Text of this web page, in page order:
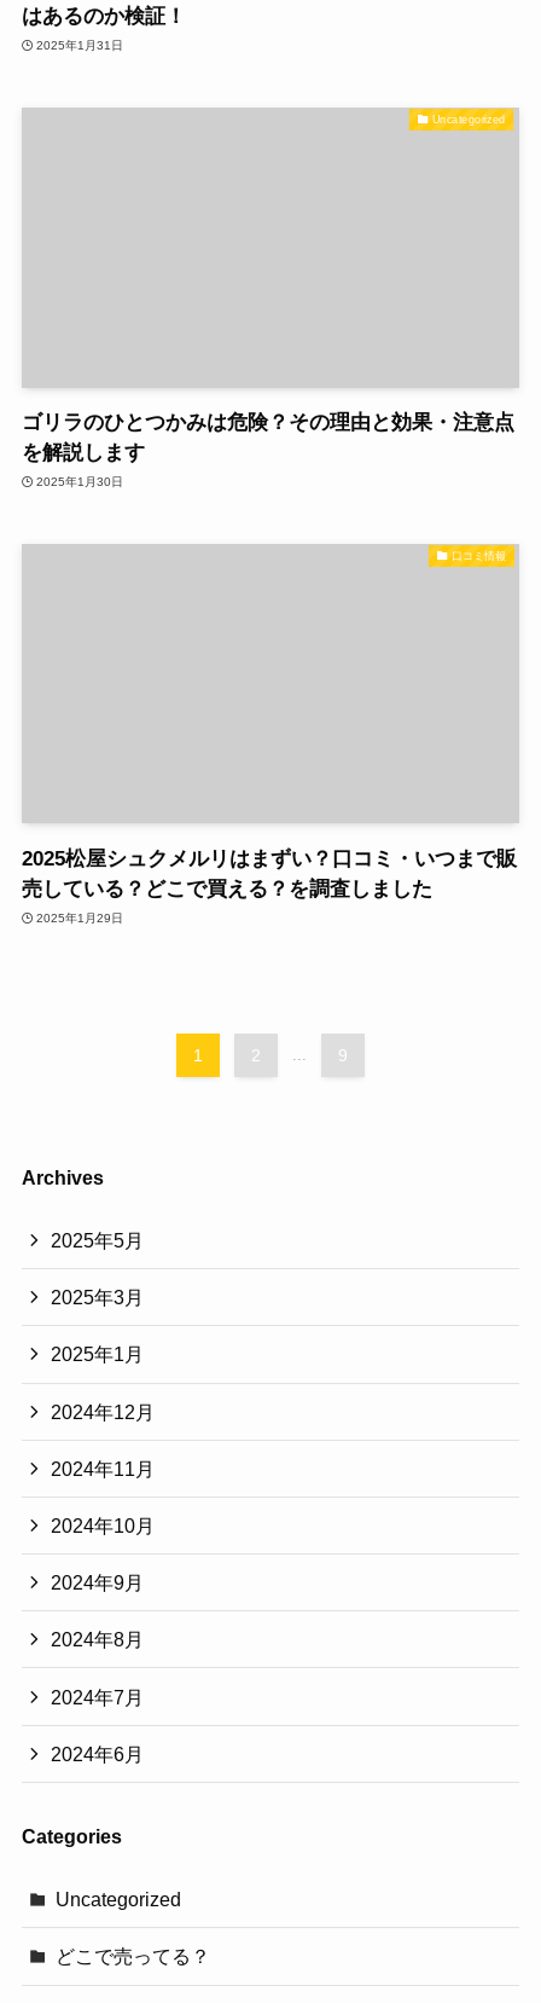
はあるのか検証！
2025年1月31日
Uncategorized
ゴリラのひとつかみは危険？その理由と効果・注意点
を解説します
2025年1月30日
口コミ情報
2025松屋シュクメルリはまずい？口コミ・いつまで販
売している？どこで買える？を調査しました
2025年1月29日
1 2 ... 9
Archives
2025年5月
2025年3月
2025年1月
2024年12月
2024年11月
2024年10月
2024年9月
2024年8月
2024年7月
2024年6月
Categories
Uncategorized
どこで売ってる？